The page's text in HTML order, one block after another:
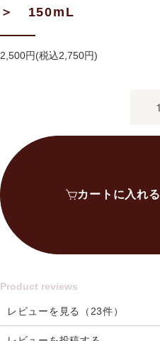
＞ 150mL
2,500円(税込2,750円)
カートに入れる
Product reviews
レビューを見る（23件）